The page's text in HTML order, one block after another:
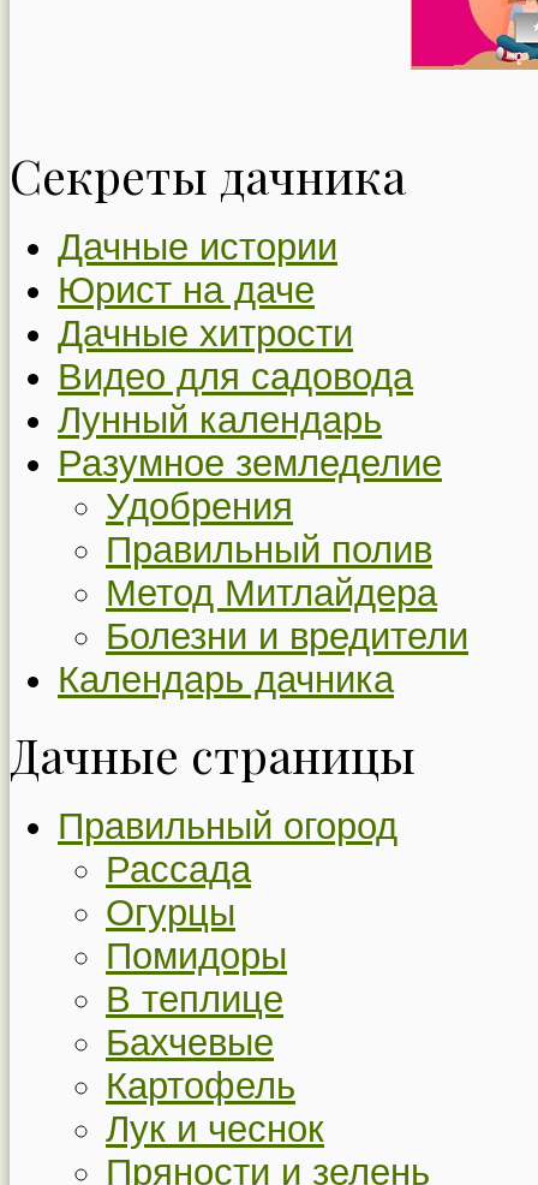
Секреты дачника
Дачные истории
Юрист на даче
Дачные хитрости
Видео для садовода
Лунный календарь
Разумное земледелие
Удобрения
Правильный полив
Метод Митлайдера
Болезни и вредители
Календарь дачника
Дачные страницы
Правильный огород
Рассада
Огурцы
Помидоры
В теплице
Бахчевые
Картофель
Лук и чеснок
Пряности и зелень